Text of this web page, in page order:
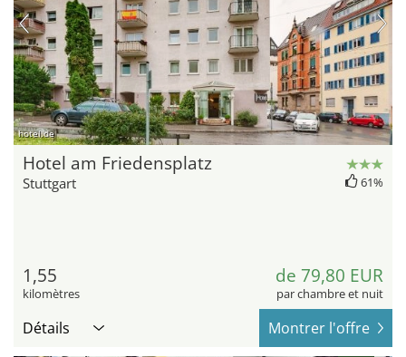
hotel.de
Hotel am Friedensplatz
Stuttgart 61%
1,55
kilomètres
de 79,80 EUR
par chambre et nuit
Détails Montrer l'offre